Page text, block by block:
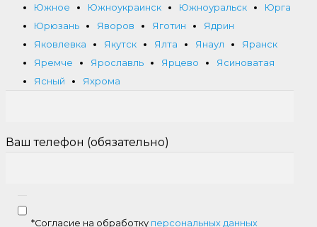
Южное
Южноукраинск Южноуральск
Юрга
Юрюзань
Яворов Яготин
Ядрин
Яковлевка
Якутск Ялта Янаул
Яранск
Яремче
Ярославль Ярцево
Ясиноватая
Ясный
Яхрома
Ваш телефон (обязательно)
*Согласие на обработку персональных данных